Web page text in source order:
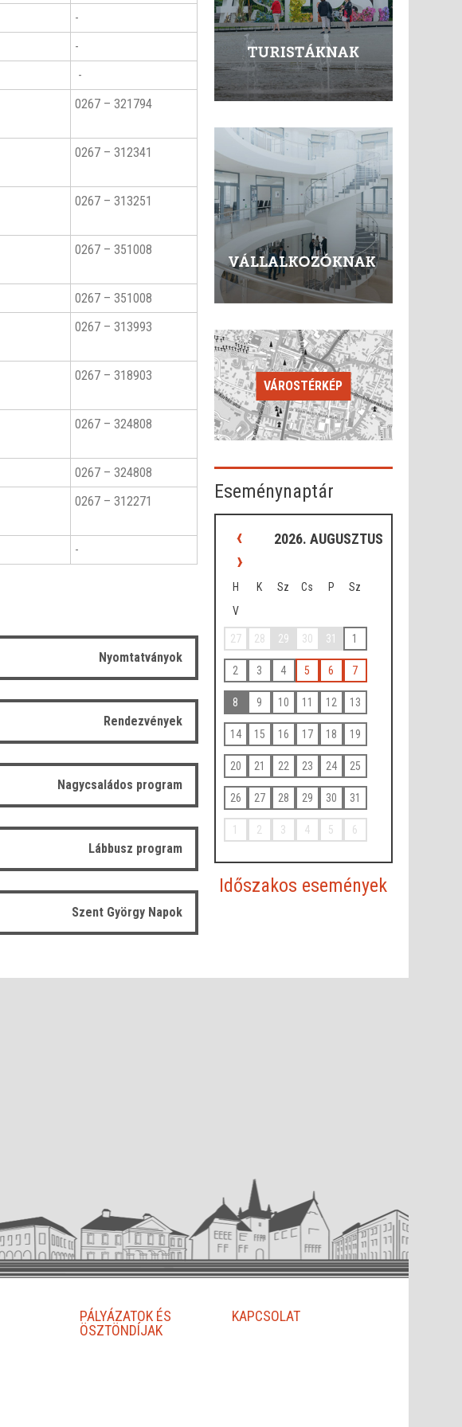
-
-
-
0267 – 321794
0267 – 312341
0267 – 313251
0267 – 351008
0267 – 351008
0267 – 313993
0267 – 318903
0267 – 324808
0267 – 324808
0267 – 312271
-
Nyomtatványok
Rendezvények
Nagycsaládos program
Lábbusz program
Szent György Napok
VÁROSTÉRKÉP
Eseménynaptár
‹ 2026. AUGUSZTUS
›
H K Sz Cs P
Sz
V
27 28 29 30 31 1
2 3 4 5 6 7
8 9 10 11 12 13
14 15 16 17 18 19
20 21 22 23 24 25
26 27 28 29 30 31
1 2 3 4 5 6
Időszakos események
PÁLYÁZATOK ÉS
ÖSZTÖNDÍJAK
KAPCSOLAT